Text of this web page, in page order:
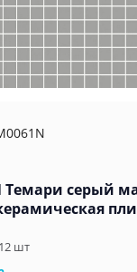
Темари серый
12 шт